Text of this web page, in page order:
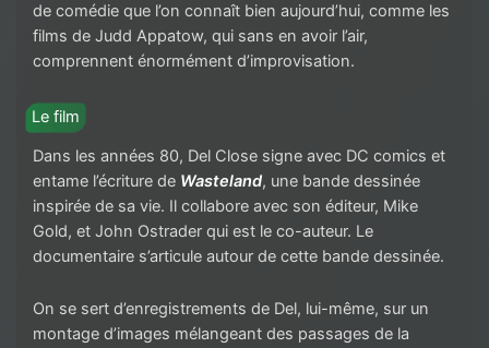
de comédie que l’on connaît bien aujourd’hui, comme les
films de Judd Appatow, qui sans en avoir l’air,
comprennent énormément d’improvisation.
Le film
Dans les années 80, Del Close signe avec DC comics et
entame l’écriture de Wasteland, une bande dessinée
inspirée de sa vie. Il collabore avec son éditeur, Mike
Gold, et John Ostrader qui est le co-auteur. Le
documentaire s’articule autour de cette bande dessinée.
On se sert d’enregistrements de Del, lui-même, sur un
montage d’images mélangeant des passages de la